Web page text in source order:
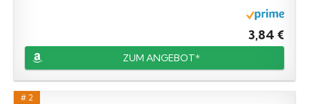
3,84 €
ZUM ANGEBOT*
# 2